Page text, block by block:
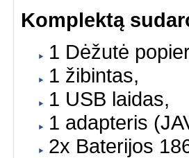
Komplektą
1 Dėžutė
1 žibintas,
1 USB laidas,
1 adapteris
2x Baterijos